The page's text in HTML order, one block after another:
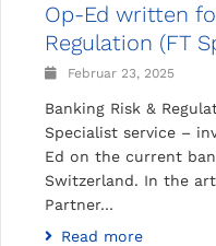
Op-Ed written
Regulation (FT
Februar 23, 2025
Banking Risk &
Specialist service –
Ed on the current
Switzerland. In the
Partner…
Read more